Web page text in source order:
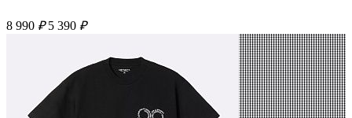
8 990 ₽ 5 390 ₽